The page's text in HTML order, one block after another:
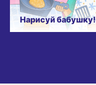
Нарисуй бабушку!